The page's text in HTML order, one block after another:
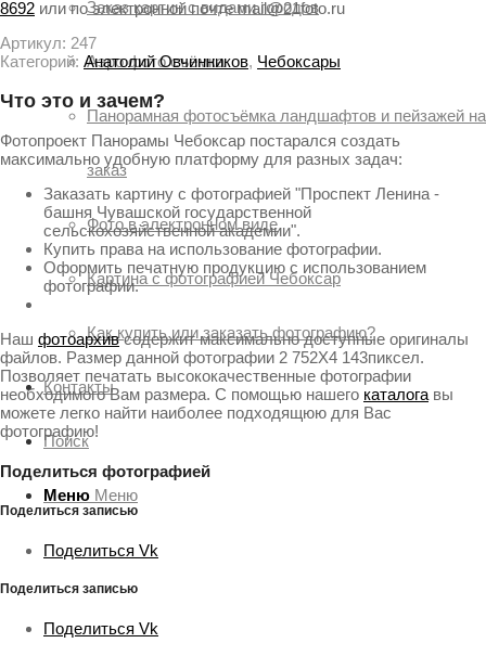
Заказ картин с видами городов
Аэро фото съёмка
Панорамная фотосъёмка ландшафтов и пейзажей на
заказ
Фото в электронном виде
Картина с фотографией Чебоксар
Как купить или заказать фотографию?
Контакты
Поиск
Меню Меню
8692 или по электронной почте mail@21foto.ru
Артикул: 247
Категорий: Анатолий Овчинников, Чебоксары
Что это и зачем?
Фотопроект Панорамы Чебоксар постарался создать
максимально удобную платформу для разных задач:
Заказать картину с фотографией "Проспект Ленина -
башня Чувашской государственной
сельскохозяйственной академии".
Купить права на использование фотографии.
Оформить печатную продукцию с использованием
фотографии.
Наш фотоархивсодержит максимально доступные оригиналы
файлов. Размер данной фотографии 2 752X4 143пиксел.
Позволяет печатать высококачественные фотографии
необходимого Вам размера. С помощью нашего каталога вы
можете легко найти наиболее подходящюю для Вас
фотографию!
Поделиться фотографией
Поделиться записью
Поделиться Vk
Поделиться записью
Поделиться Vk